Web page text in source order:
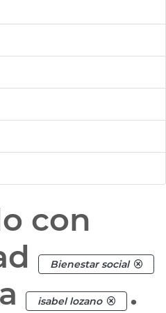
con
Bienestar social
isabel lozano .